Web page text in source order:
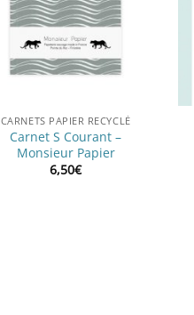
CARNETS PAPIER RECYCLÉ
Carnet S Courant –
Monsieur Papier
6,50€